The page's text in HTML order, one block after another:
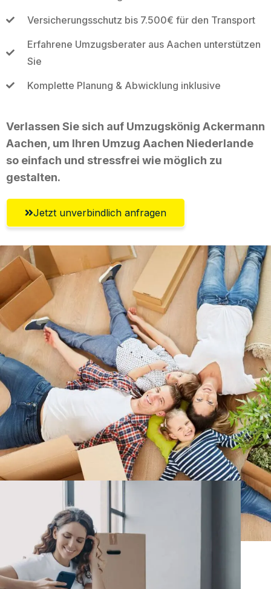
Versicherungsschutz bis 7.500€ für den Transport
Erfahrene Umzugsberater aus Aachen unterstützen
Sie
Komplette Planung & Abwicklung inklusive
Verlassen Sie sich auf Umzugskönig Ackermann
Aachen, um Ihren Umzug Aachen Niederlande
so einfach und stressfrei wie möglich zu
gestalten.
Jetzt unverbindlich anfragen